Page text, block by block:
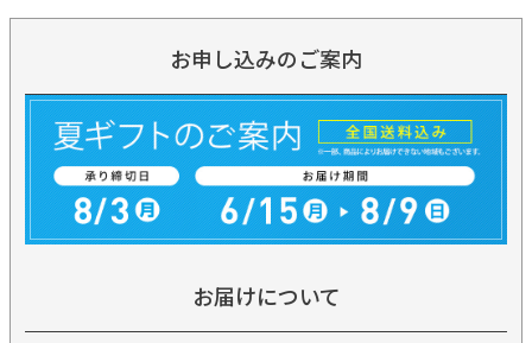
お申し込みのご案内
お届けについて